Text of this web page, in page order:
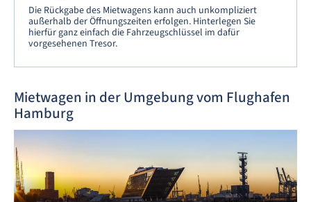
Die Rückgabe des Mietwagens kann auch unkompliziert
außerhalb der Öffnungszeiten erfolgen. Hinterlegen Sie
hierfür ganz einfach die Fahrzeugschlüssel im dafür
vorgesehenen Tresor.
Mietwagen in der Umgebung vom Flughafen
Hamburg